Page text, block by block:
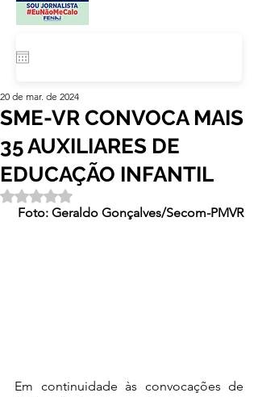
SME-VR CONVOCA MAIS
35 AUXILIARES DE
EDUCAÇÃO INFANTIL
20 de mar. de 2024
Avaliado com NaN de 5 estrelas.
Foto: Geraldo Gonçalves/Secom-PMVR
Em continuidade às convocações de